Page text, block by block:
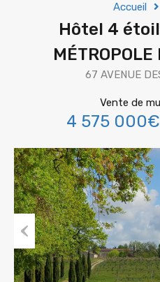
Accueil
Hôtel 4
MÉTROPOLE
67 AVENUE
Vente de
4 575 000€
Previous